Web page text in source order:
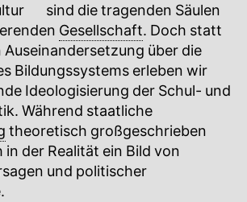
sind die tragenden Säulen
Gesellschaft. Doch statt
Auseinandersetzung über die
Bildungssystems erleben wir
Ideologisierung der Schul- und
Während staatliche
theoretisch großgeschrieben
der Realität ein Bild von
und politischer